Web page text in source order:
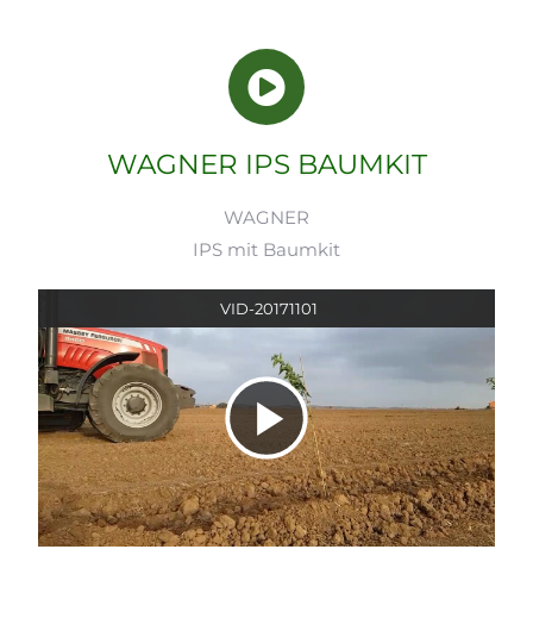
WAGNER IPS BAUMKIT
WAGNER
IPS mit Baumkit
VID-20171101
Video
abspielen